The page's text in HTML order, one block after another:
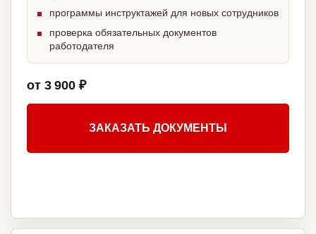
программы инструктажей для новых сотрудников
проверка обязательных документов
работодателя
от 3 900 ₽
ЗАКАЗАТЬ ДОКУМЕНТЫ